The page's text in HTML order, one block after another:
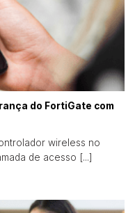
do FortiGate com
wireless no
de acesso [...]